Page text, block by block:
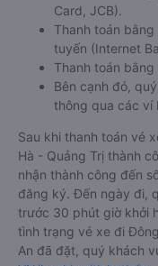
Card, JCB).
Thanh toán
tuyến (Internet
Thanh toán
Bên cạnh đó,
thông qua các ví
Sau khi thanh toán vé
Hà - Quảng Trị thành
nhận thành công đến
đăng ký. Đến ngày đi,
trước 30 phút giờ khởi
tình trạng vé xe đi
An đã đặt, quý khách